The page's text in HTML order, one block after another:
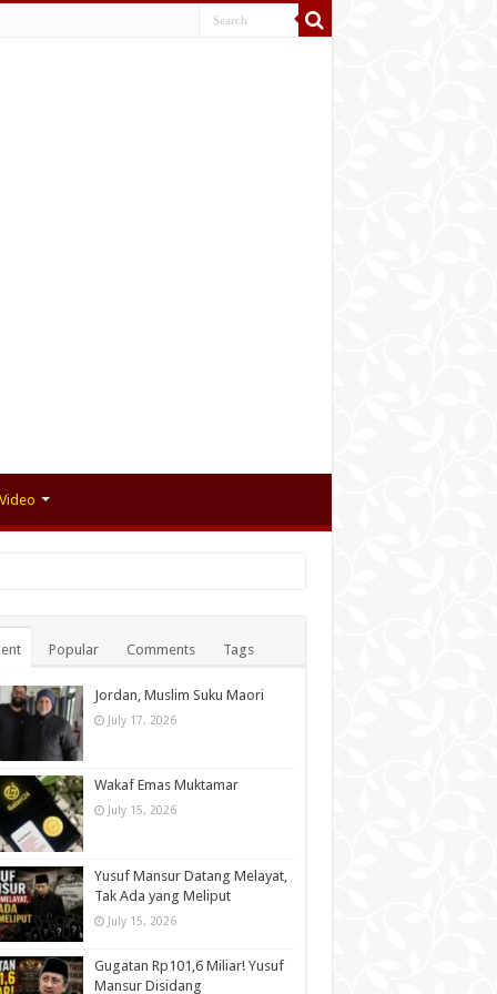
Popular Comments Tags
Jordan, Muslim Suku Maori
July 17, 2026
Wakaf Emas Muktamar
July 15, 2026
Yusuf Mansur Datang Melayat,
Tak Ada yang Meliput
July 15, 2026
Gugatan Rp101,6 Miliar! Yusuf
Mansur Disidang